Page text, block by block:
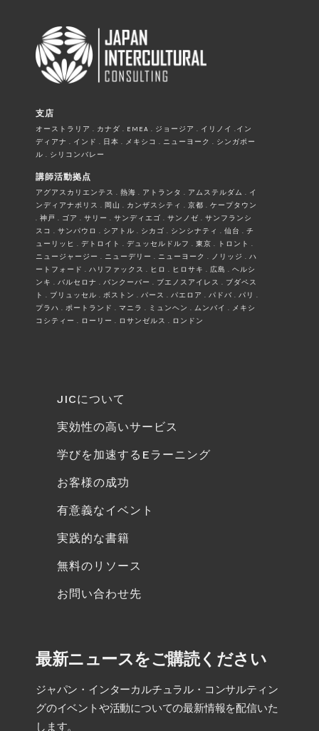
支店
オーストラリア . カナダ . EMEA . ジョージア . イリノイ .イン
ディアナ . インド . 日本 . メキシコ . ニューヨーク . シンガポー
ル . シリコンバレー
講師活動拠点
アグアスカリエンテス . 熱海 . アトランタ . アムステルダム . イ
ンディアナポリス . 岡山 . カンザスシティ . 京都 . ケープタウン
. 神戸 . ゴア . サリー . サンディエゴ . サンノゼ . サンフランシ
スコ . サンパウロ . シアトル . シカゴ . シンシナティ . 仙台 . チ
ューリッヒ . デトロイト . デュッセルドルフ . 東京 . トロント .
ニュージャージー . ニューデリー . ニューヨーク . ノリッジ . ハ
ートフォード . ハリファックス . ヒロ . ヒロサキ . 広島 . ヘルシ
ンキ . バルセロナ . バンクーバー . ブエノスアイレス . ブダペス
ト . ブリュッセル . ボストン . パース . パエロア . パドバ . パリ .
プラハ . ポートランド . マニラ . ミュンヘン . ムンバイ . メキシ
コシティー . ローリー . ロサンゼルス . ロンドン
JICについて
実効性の高いサービス
学びを加速するEラーニング
お客様の成功
有意義なイベント
実践的な書籍
無料のリソース
お問い合わせ先
最新ニュースをご購読ください
ジャパン・インターカルチュラル・コンサルティン
グのイベントや活動についての最新情報を配信いた
します。